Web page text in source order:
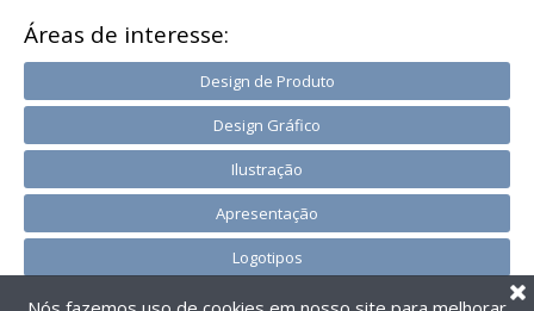
Áreas de interesse:
Design de Produto
Design Gráfico
Ilustração
Apresentação
Logotipos